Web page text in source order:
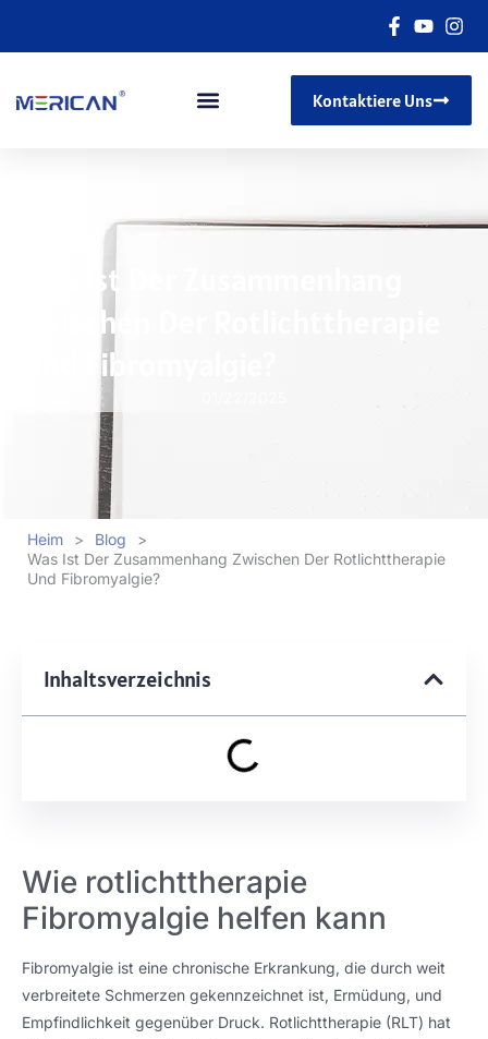
Kontaktiere Uns
Was Ist Der Zusammenhang
Zwischen Der Rotlichttherapie
Und Fibromyalgie?
Heim > Blog
>
Was Ist Der Zusammenhang Zwischen Der Rotlichttherapie
Und Fibromyalgie?
Inhaltsverzeichnis
Wie rotlichttherapie
Fibromyalgie helfen kann
Fibromyalgie ist eine chronische Erkrankung, die durch weit
verbreitete Schmerzen gekennzeichnet ist, Ermüdung, und
Empfindlichkeit gegenüber Druck. Rotlichttherapie (RLT) hat